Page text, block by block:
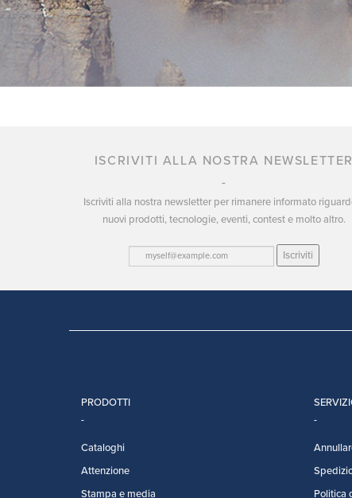
ISCRIVITI ALLA NOSTRA NEWSLETTER
Iscriviti alla nostra newsletter per rimanere informato
nuovi prodotti, tecnologie, eventi, contest e molto altro.
Iscriviti
PRODOTTI
Cataloghi
Attenzione
Stampa e media
Politica